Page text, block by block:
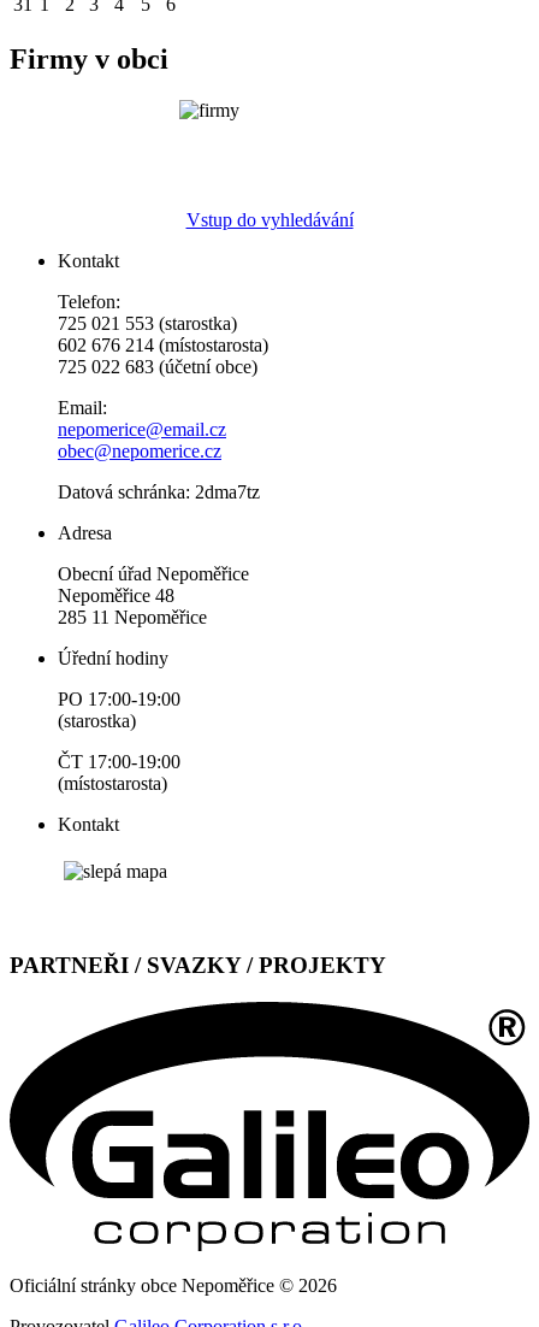
31 1 2 3 4 5 6
Firmy v obci
Vstup do vyhledávání
Kontakt
Telefon:
725 021 553 (starostka)
602 676 214 (místostarosta)
725 022 683 (účetní obce)
Email:
nepomerice@email.cz
obec@nepomerice.cz
Datová schránka: 2dma7tz
Adresa
Obecní úřad Nepoměřice
Nepoměřice 48
285 11 Nepoměřice
Úřední hodiny
PO 17:00-19:00
(starostka)
ČT 17:00-19:00
(místostarosta)
Kontakt
PARTNEŘI / SVAZKY / PROJEKTY
Oficiální stránky obce Nepoměřice © 2026